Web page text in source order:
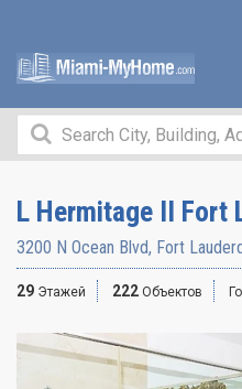
L Hermitage II Fort
3200 N Ocean Blvd, Fort
29 Этажей 222 Объектов